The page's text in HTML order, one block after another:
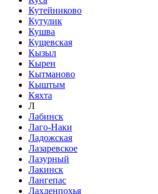
Кутейниково
Кутулик
Кушва
Кущевская
Кызыл
Кырен
Кытманово
Кыштым
Кяхта
Л
Лабинск
Лаго-Наки
Ладожская
Лазаревское
Лазурный
Лакинск
Лангепас
Лахденпохья